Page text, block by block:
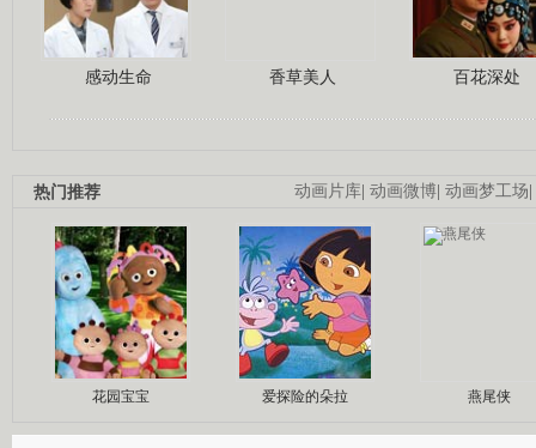
感动生命 香草美人 百花深处
动画片库| 动画微博| 动画梦工场|
热门推荐
花园宝宝 爱探险的朵拉 燕尾侠